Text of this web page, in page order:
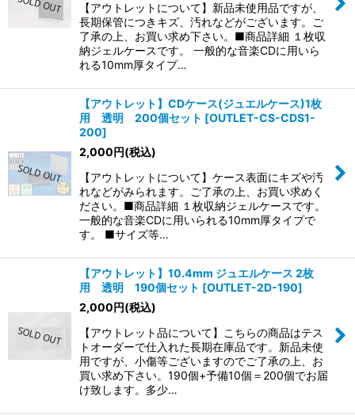
【アウトレットについて】新品未使用品ですが、
長期保管につきキズ、汚れなどがございます。ご
了承の上、お買い求め下さい。■商品詳細 １枚収
納ジェルケースです。 一般的な音楽CDに用いら
れる10mm厚タイプ…
【アウトレット】CDケース(ジュエルケース)1枚
用 透明 200個セット [OUTLET-CS-CDS1-
200]
2,000 円(税込)
【アウトレットについて】ケース表面にキズや汚
れなどがみられます。ご了承の上、お買い求めく
ださい。■商品詳細 １枚収納ジェルケースです。
一般的な音楽CDに用いられる10mm厚タイプで
す。 ■サイズ等…
【アウトレット】10.4mm ジュエルケース 2枚
用 透明 190個セット [OUTLET-2D-190]
2,000 円(税込)
【アウトレット品について】こちらの商品はテス
トオーダーで仕入れた長期在庫品です。新品未使
用ですが、小傷等ございますのでご了承の上、お
買い求め下さい。190個+予備10個＝200個でお届
け致します。多少…